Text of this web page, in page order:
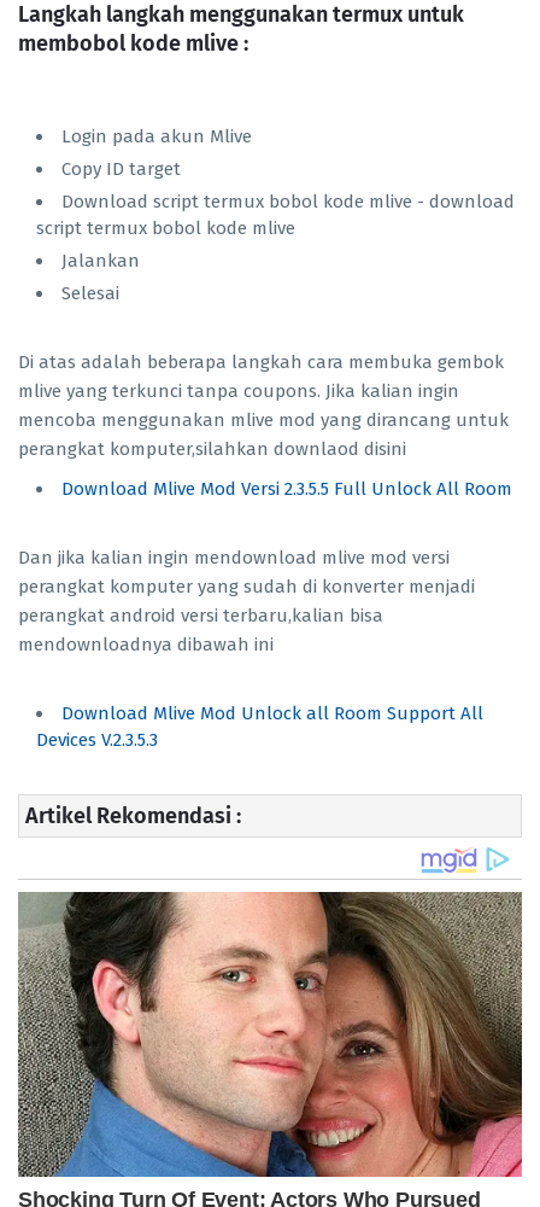
Langkah langkah menggunakan termux untuk
membobol kode mlive :
Login pada akun Mlive
Copy ID target
Download script termux bobol kode mlive - download
script termux bobol kode mlive
Jalankan
Selesai
Di atas adalah beberapa langkah cara membuka gembok
mlive yang terkunci tanpa coupons. Jika kalian ingin
mencoba menggunakan mlive mod yang dirancang untuk
perangkat komputer,silahkan downlaod disini
Download Mlive Mod Versi 2.3.5.5 Full Unlock All Room
Dan jika kalian ingin mendownload mlive mod versi
perangkat komputer yang sudah di konverter menjadi
perangkat android versi terbaru,kalian bisa
mendownloadnya dibawah ini
Download Mlive Mod Unlock all Room Support All
Devices V.2.3.5.3
Artikel Rekomendasi :